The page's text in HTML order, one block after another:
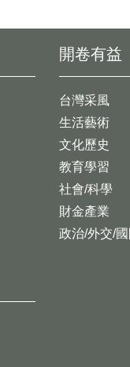
開卷有益
台灣采風
生活藝術
文化歷史
教育學習
社會/科學
財金產業
政治/外交/